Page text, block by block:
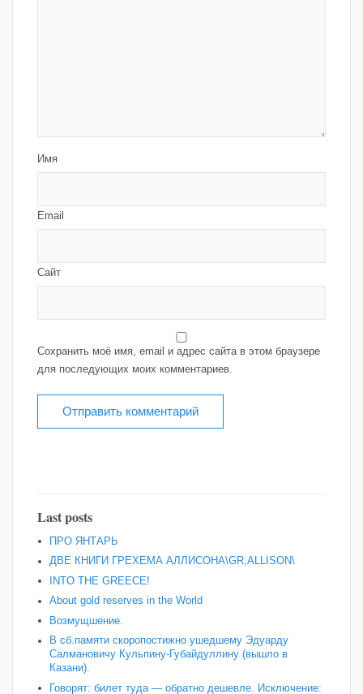
Имя
Email
Сайт
Сохранить моё имя, email и адрес сайта в этом браузере
для последующих моих комментариев.
Last posts
ПРО ЯНТАРЬ
ДВЕ КНИГИ ГРЕХЕМА АЛЛИСОНА\GR,ALLISON\
INTO THE GREECE!
About gold reserves in the World
Возмущшение.
В сб.памяти скоропостижно ушедшему Эдуарду
Салмановичу Кульпину-Губайдуллину (вышло в
Казани).
Говорят: билет туда — обратно дешевле. Исключение: